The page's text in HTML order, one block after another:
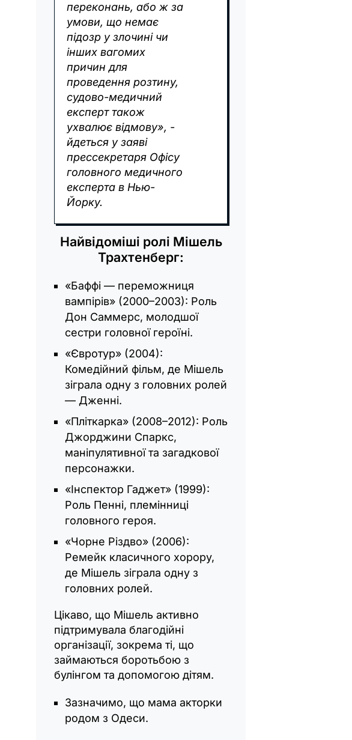
переконань, або ж за
умови, що немає
підозр у злочині чи
інших вагомих
причин для
проведення розтину,
судово-медичний
експерт також
ухвалює відмову», -
йдеться у заяві
прессекретаря Офісу
головного медичного
експерта в Нью-
Йорку.
Найвідоміші ролі Мішель
Трахтенберг:
«Баффі — переможниця
вампірів» (2000–2003): Роль
Дон Саммерс, молодшої
сестри головної героїні.
«Євротур» (2004):
Комедійний фільм, де Мішель
зіграла одну з головних ролей
— Дженні.
«Пліткарка» (2008–2012): Роль
Джорджини Спаркс,
маніпулятивної та загадкової
персонажки.
«Інспектор Гаджет» (1999):
Роль Пенні, племінниці
головного героя.
«Чорне Різдво» (2006):
Ремейк класичного хорору,
де Мішель зіграла одну з
головних ролей.
Цікаво, що Мішель активно
підтримувала благодійні
організації, зокрема ті, що
займаються боротьбою з
булінгом та допомогою дітям.
Зазначимо, що мама акторки
родом з Одеси.